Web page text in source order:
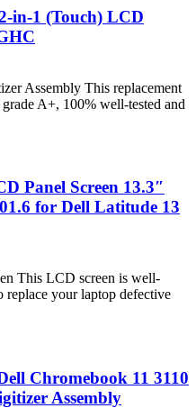
in-1 (Touch) LCD
Assembly This replacement
A+, 100% well-tested and
Panel Screen 13.3″
for Dell Latitude 13
This LCD screen is well-
replace your laptop defective
Chromebook 11 3110
Assembly